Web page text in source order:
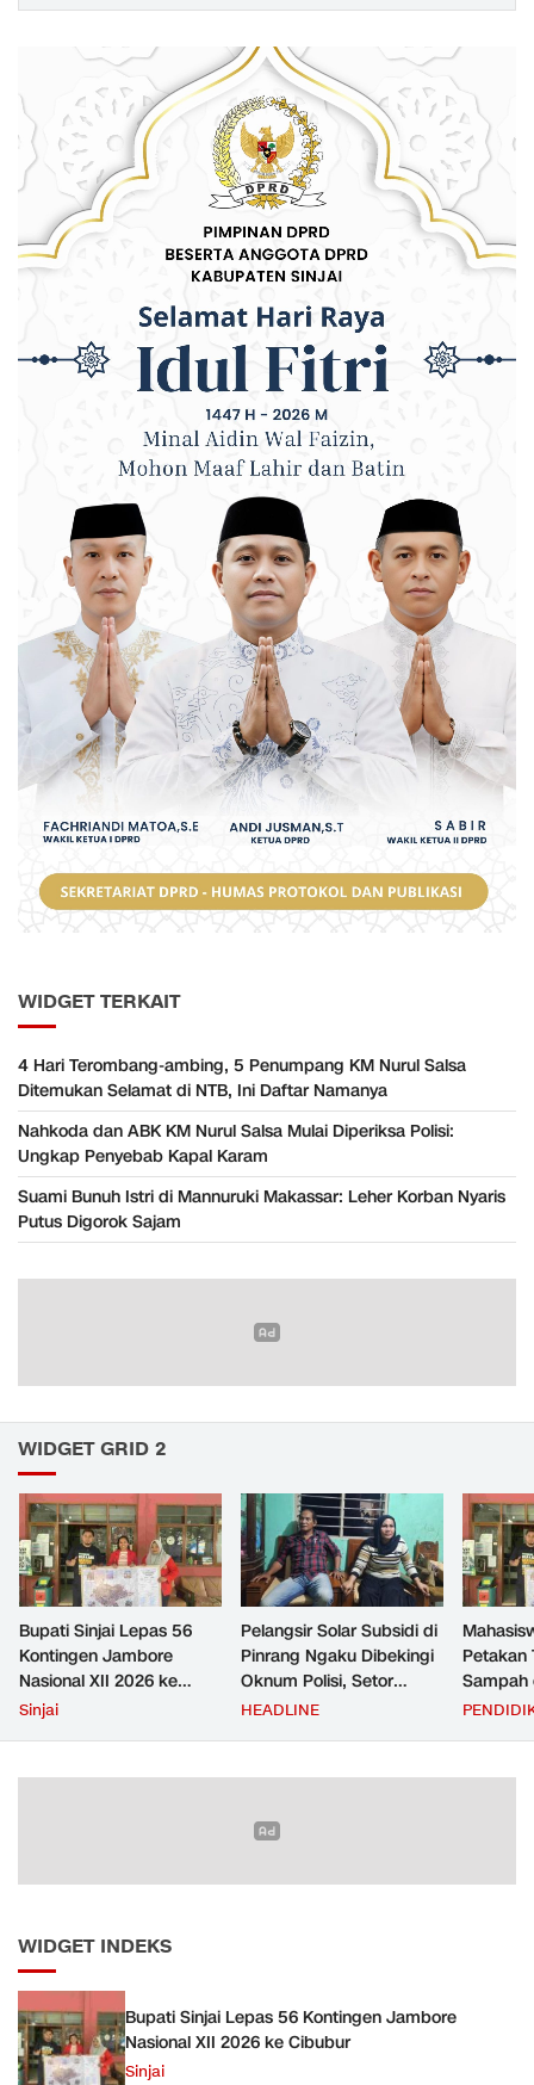
WIDGET TERKAIT
​4 Hari Terombang-ambing, 5 Penumpang KM Nurul Salsa
Ditemukan Selamat di NTB, Ini Daftar Namanya
Nahkoda dan ABK KM Nurul Salsa Mulai Diperiksa Polisi:
Ungkap Penyebab Kapal Karam
Suami Bunuh Istri di Mannuruki Makassar: Leher Korban Nyaris
Putus Digorok Sajam
WIDGET GRID 2
Bupati Sinjai Lepas 56
Kontingen Jambore
Nasional XII 2026 ke
Cibubur
Sinjai
Pelangsir Solar Subsidi di
Pinrang Ngaku Dibekingi
Oknum Polisi, Setor
Rp2,5 Juta Per Bulan Lalu
HEADLINE
Petakan
Sampah
untuk
WIDGET INDEKS
Bupati Sinjai Lepas 56 Kontingen Jambore
Nasional XII 2026 ke Cibubur
Sinjai